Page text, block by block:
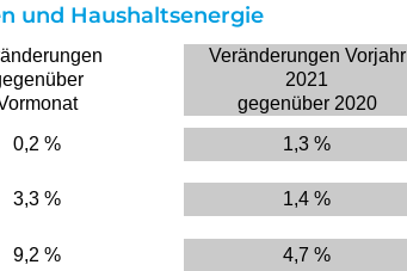
und Haushaltsenergie
Veränderungen Vorjahr
2021
gegenüber 2020
0,2 % 1,3 %
3,3 % 1,4 %
9,2 % 4,7 %